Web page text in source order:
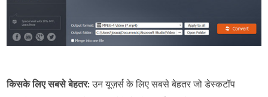
किसके लिए सबसे बेहतर:उन यूज़र्स के लिए सबसे बेहतर जो डेस्कटॉप